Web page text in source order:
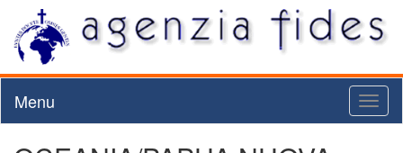
Menu